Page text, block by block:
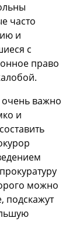
часто
и
с
право
очень важно
и
можно
подскажут